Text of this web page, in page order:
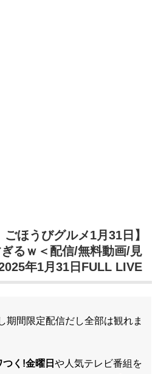
ごほうびグルメ1月31日】
るｗ＜配信/無料動画/見
年1月31日FULL LIVE
期間限定配信だし全部は観れま
つく!金曜日 や人気テレビ番組を